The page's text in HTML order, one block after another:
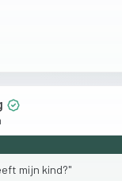
mijn kind?"